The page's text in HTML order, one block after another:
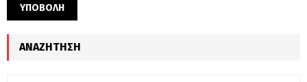
ΑΝΑΖΉΤΗΣΗ